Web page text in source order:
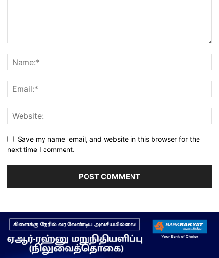
Save my name, email, and website in this browser for the
next time I comment.